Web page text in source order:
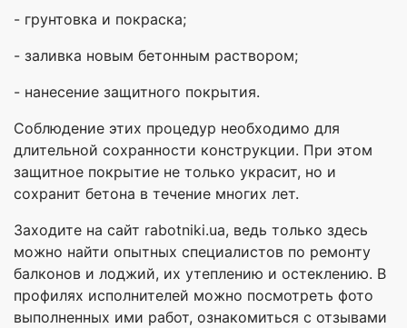
- грунтовка и покраска;
- заливка новым бетонным раствором;
- нанесение защитного покрытия.
Соблюдение этих процедур необходимо для
длительной сохранности конструкции. При этом
защитное покрытие не только украсит, но и
сохранит бетона в течение многих лет.
Заходите на сайт rabotniki.ua, ведь только здесь
можно найти опытных специалистов по ремонту
балконов и лоджий, их утеплению и остеклению. В
профилях исполнителей можно посмотреть фото
выполненных ими работ, ознакомиться с отзывами